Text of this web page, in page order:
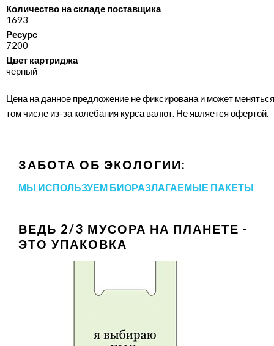
Количество на складе поставщика
1693
Ресурс
7200
Цвет картриджа
черный
Цена на данное предложение не фиксирована и может
том числе из-за колебания курса валют. Не является офертой.
ЗАБОТА ОБ ЭКОЛОГИИ:
МЫ ИСПОЛЬЗУЕМ БИОРАЗЛАГАЕМЫЕ ПАКЕТЫ
ВЕДЬ 2/3 МУСОРА НА ПЛАНЕТЕ -
ЭТО УПАКОВКА